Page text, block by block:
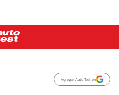
Agregar Auto Test en